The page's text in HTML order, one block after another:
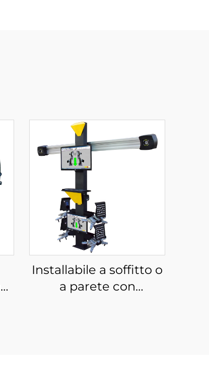
Installabile a soffitto o
a parete con